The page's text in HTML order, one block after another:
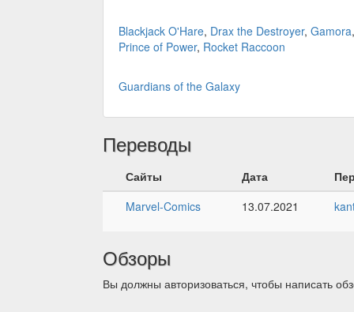
Blackjack O'Hare, Drax the Destroyer, Gamora
Prince of Power, Rocket Raccoon
Guardians of the Galaxy
Переводы
Сайты Дата
Marvel-Comics
13.07.2021
Обзоры
Вы должны авторизоваться, чтобы написать